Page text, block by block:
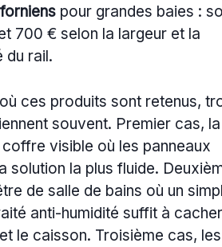
pour grandes baies :
700 € selon la largeur et la
du rail.
ces produits sont retenus,
souvent. Premier cas,
visible où les panneaux
solution la plus fluide.
de salle de bains où un
anti-humidité suffit à
le caisson. Troisième cas, les